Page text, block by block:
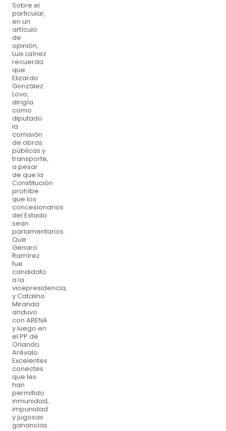
Sobre el
particular,
en un
artículo
de
opinión,
Luis Laínez
recuerda
que
Elizardo
González
Lovo,
dirigía
como
diputado
la
comisión
de obras
públicas y
transporte,
a pesar
de que la
Constitución
prohíbe
que los
concesionarios
del Estado
sean
parlamentarios.
Que
Genaro
Ramírez
fue
candidato
a la
vicepresidencia,
y Catalino
Miranda
anduvo
con ARENA
y luego en
el PP de
Orlando
Arévalo.
Excelentes
conectes
que les
han
permitido
inmunidad,
impunidad
y jugosas
ganancias.